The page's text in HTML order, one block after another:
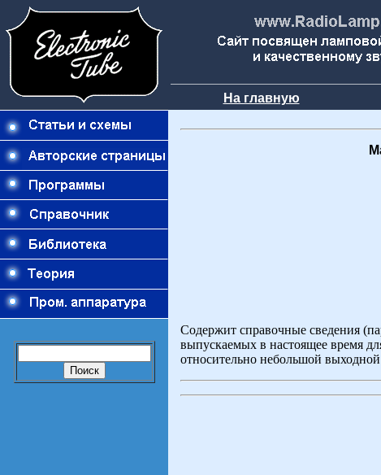
На главную
Содержит справочные сведения
выпускаемых в настоящее время
относительно небольшой